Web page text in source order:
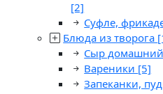
[2]
Суфле,
Блюда из творога
Сыр домашний
Вареники [5]
Запеканки,